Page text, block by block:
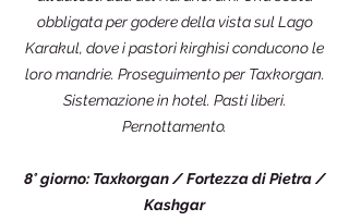
obbligata per godere della vista sul Lago
Karakul, dove i pastori kirghisi conducono le
loro mandrie. Proseguimento per Taxkorgan.
Sistemazione in hotel. Pasti liberi.
Pernottamento.
8° giorno: Taxkorgan / Fortezza di Pietra /
Kashgar